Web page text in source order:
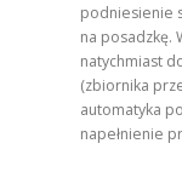
podniesienie
na posadzkę.
natychmiast
(zbiornika
automatyka
napełnienie